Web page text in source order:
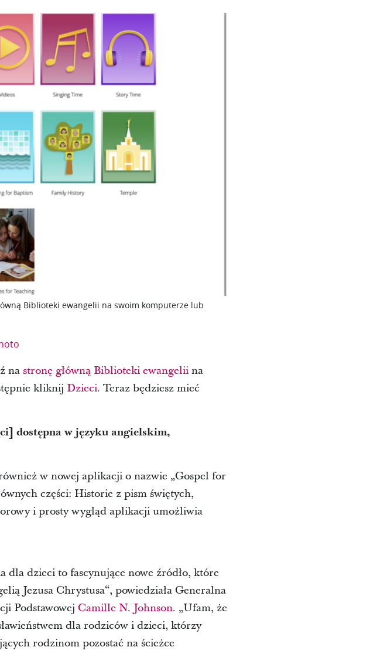
Biblioteki ewangelii na swoim komputerze lub
na stronę główną Biblioteki ewangeliina
kliknij Dzieci. Teraz będziesz mieć
dostępna w języku angielskim,
w nowej aplikacji o nazwie „Gospel for
części: Historie z pism świętych,
i prosty wygląd aplikacji umożliwia
dla dzieci to fascynujące nowe źródło, które
Jezusa Chrystusa“, powiedziała Generalna
Podstawowej Camille N. Johnson. „Ufam, że
dla rodziców i dzieci, którzy
rodzinom pozostać na ścieżce